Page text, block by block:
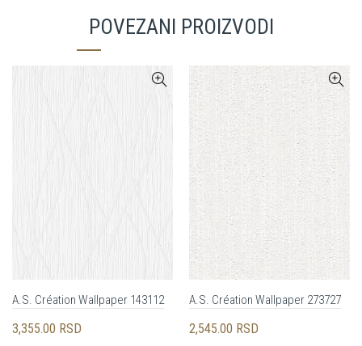
POVEZANI PROIZVODI
A.S. Création Wallpaper 143112
3,355.00 RSD
A.S. Création Wallpaper 273727
2,545.00 RSD